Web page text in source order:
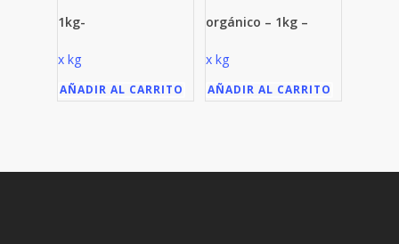
1kg-
x kg
AÑADIR AL CARRITO
orgánico – 1kg –
x kg
AÑADIR AL CARRITO